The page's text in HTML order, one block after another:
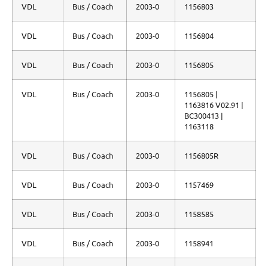
VDL Bus / Coach 2003-0 1156803
VDL Bus / Coach 2003-0 1156804
VDL Bus / Coach 2003-0 1156805
VDL Bus / Coach 2003-0
1156805 |
1163816 V02.91 |
BC300413 |
1163118
VDL Bus / Coach 2003-0 1156805R
VDL Bus / Coach 2003-0 1157469
VDL Bus / Coach 2003-0 1158585
VDL Bus / Coach 2003-0 1158941